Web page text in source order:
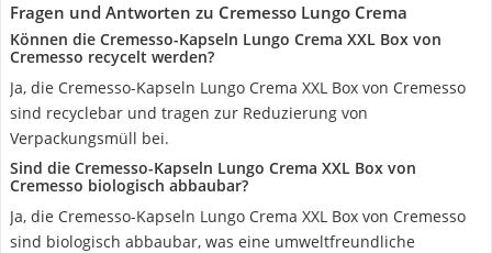
Fragen und Antworten zu Cremesso Lungo Crema
Können die Cremesso-Kapseln Lungo Crema XXL Box von
Cremesso recycelt werden?
Ja, die Cremesso-Kapseln Lungo Crema XXL Box von Cremesso
sind recyclebar und tragen zur Reduzierung von
Verpackungsmüll bei.
Sind die Cremesso-Kapseln Lungo Crema XXL Box von
Cremesso biologisch abbaubar?
Ja, die Cremesso-Kapseln Lungo Crema XXL Box von Cremesso
sind biologisch abbaubar, was eine umweltfreundliche